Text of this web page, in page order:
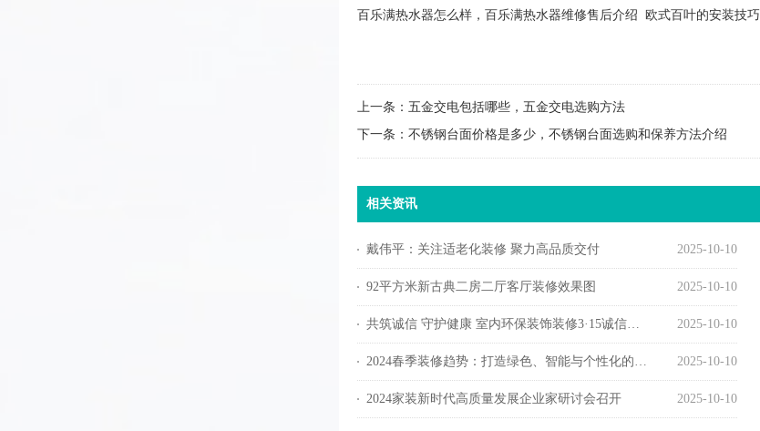
百乐满热水器怎么样，百乐满热水器维修售后介绍
欧式百叶的安装技巧
上一条： 五金交电包括哪些，五金交电选购方法
下一条： 不锈钢台面价格是多少，不锈钢台面选购和保养方法介绍
相关资讯
2025-10-10
戴伟平：关注适老化装修 聚力高品质交付
2025-10-10
92平方米新古典二房二厅客厅装修效果图
2025-10-10
共筑诚信 守护健康 室内环保装饰装修3·15诚信宣言活动举办
2025-10-10
2024春季装修趋势：打造绿色、智能与个性化的居住空间
2025-10-10
2024家装新时代高质量发展企业家研讨会召开